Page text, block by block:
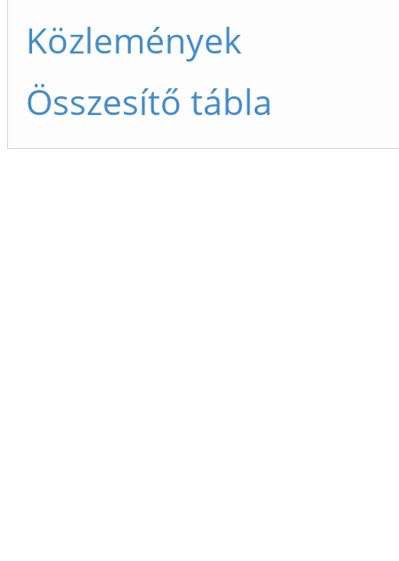
Közlemények
Összesítő tábla